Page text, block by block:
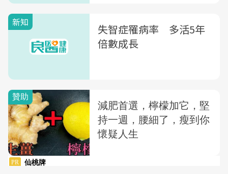
新知
失智症罹病率 多活5年
倍數成長